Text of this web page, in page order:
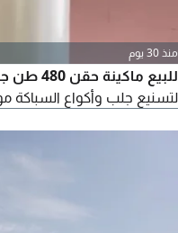
منذ 30 يوم
للبيع
لتسنيع جلب وأكواع